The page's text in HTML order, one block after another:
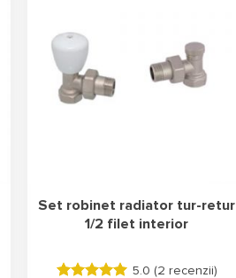
Set robinet radiator tur-retur
1/2 filet interior
5.0 (2 recenzii)